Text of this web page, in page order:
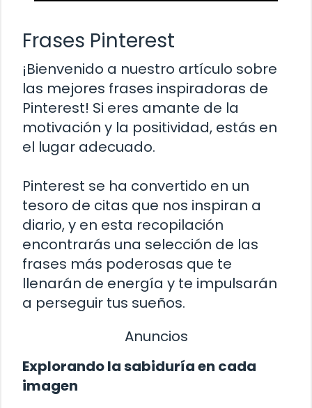
Frases Pinterest
¡Bienvenido a nuestro artículo sobre
las mejores frases inspiradoras de
Pinterest! Si eres amante de la
motivación y la positividad, estás en
el lugar adecuado.
Pinterest se ha convertido en un
tesoro de citas que nos inspiran a
diario, y en esta recopilación
encontrarás una selección de las
frases más poderosas que te
llenarán de energía y te impulsarán
a perseguir tus sueños.
Anuncios
Explorando la sabiduría en cada
imagen